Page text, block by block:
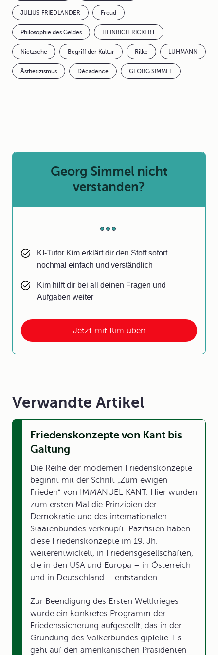
JULIUS FRIEDLÄNDER Freud
Philosophie des Geldes HEINRICH RICKERT
Nietzsche Begriff der Kultur Rilke LUHMANN
Ästhetizismus Décadence GEORG SIMMEL
Jetzt mit Kim üben
Georg Simmel nicht
verstanden?
KI-Tutor Kim erklärt dir den Stoff sofort
nochmal einfach und verständlich
Kim hilft dir bei all deinen Fragen und
Aufgaben weiter
Verwandte Artikel
Friedenskonzepte von Kant bis
Galtung
Die Reihe der modernen Friedenskonzepte
beginnt mit der Schrift „Zum ewigen
Frieden“ von IMMANUEL KANT. Hier wurden
zum ersten Mal die Prinzipien der
Demokratie und des internationalen
Staatenbundes verknüpft. Pazifisten haben
diese Friedenskonzepte im 19. Jh.
weiterentwickelt, in Friedensgesellschaften,
die in den USA und Europa – in Österreich
und in Deutschland – entstanden.
Zur Beendigung des Ersten Weltkrieges
wurde ein konkretes Programm der
Friedenssicherung aufgestellt, das in der
Gründung des Völkerbundes gipfelte. Es
geht auf den amerikanischen Präsidenten